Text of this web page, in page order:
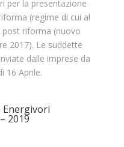
per la presentazione
(regime di cui al
post riforma (nuovo
2017). Le suddette
dalle imprese da
16 Aprile.
2019